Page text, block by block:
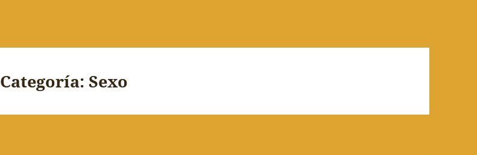
Categoría:Sexo